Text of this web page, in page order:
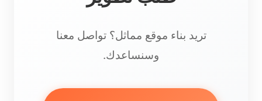
تريد بناء موقع مماثل؟ تواصل معنا
وسنساعدك.